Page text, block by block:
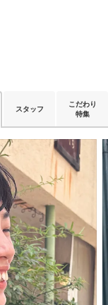
スタッフ
こだわり
特集